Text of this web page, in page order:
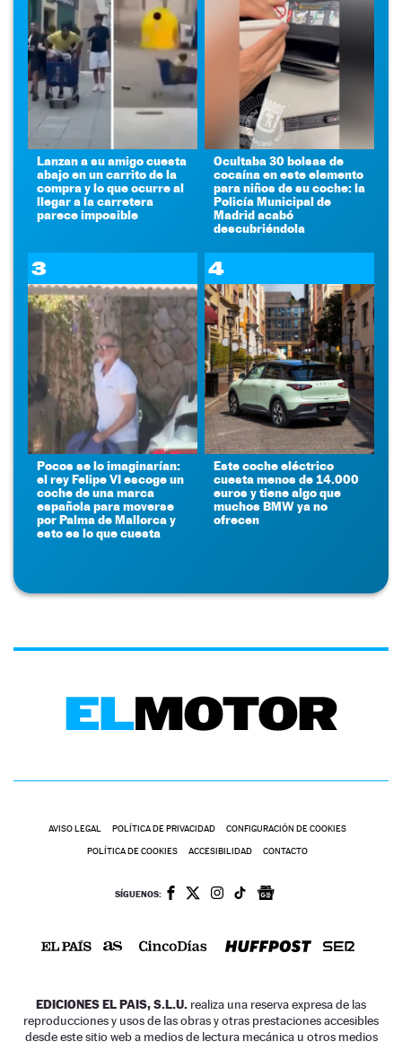
Lanzan a su amigo cuesta
abajo en un carrito de la
compra y lo que ocurre al
llegar a la carretera
parece imposible
Ocultaba 30 bolsas de
cocaína en este elemento
para niños de su coche: la
Policía Municipal de
Madrid acabó
descubriéndola
3
Pocos se lo imaginarían:
el rey Felipe VI escoge un
coche de una marca
española para moverse
por Palma de Mallorca y
esto es lo que cuesta
4
Este coche eléctrico
cuesta menos de 14.000
euros y tiene algo que
muchos BMW ya no
ofrecen
AVISO LEGAL POLÍTICA DE PRIVACIDAD CONFIGURACIÓN DE COOKIES
POLÍTICA DE COOKIES ACCESIBILIDAD CONTACTO
SÍGUENOS:
EDICIONES EL PAIS, S.L.U. realiza una reserva expresa de las
reproducciones y usos de las obras y otras prestaciones accesibles
desde este sitio web a medios de lectura mecánica u otros medios